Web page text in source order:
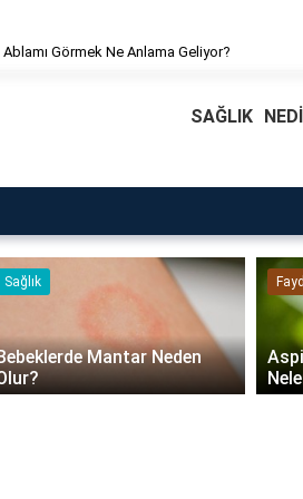
Görmek Ne Anlama Geliyor?
SAĞLIK
Faydaları
Çiçeği Faydaları
Blog